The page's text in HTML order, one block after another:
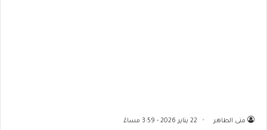
منى الطاهر 22 يناير 2026 - 3:59 مساءً